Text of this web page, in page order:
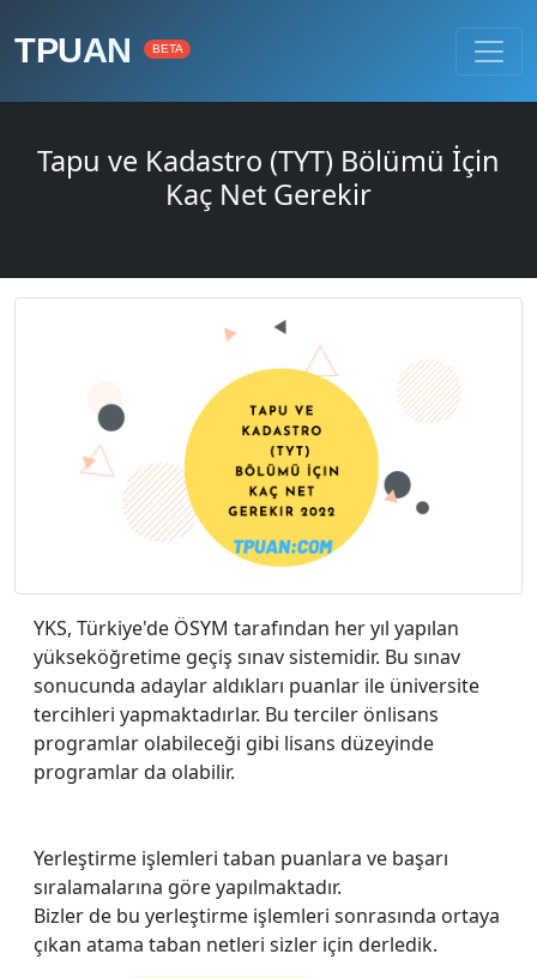
TPUAN BETA
Tapu ve Kadastro (TYT) Bölümü İçin
Kaç Net Gerekir
YKS, Türkiye'de ÖSYM tarafından her yıl yapılan
yükseköğretime geçiş sınav sistemidir. Bu sınav
sonucunda adaylar aldıkları puanlar ile üniversite
tercihleri yapmaktadırlar. Bu terciler önlisans
programlar olabileceği gibi lisans düzeyinde
programlar da olabilir.
Yerleştirme işlemleri taban puanlara ve başarı
sıralamalarına göre yapılmaktadır.
Bizler de bu yerleştirme işlemleri sonrasında ortaya
çıkan atama taban netleri sizler için derledik.